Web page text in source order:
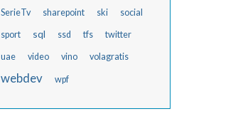
SerieTv sharepoint ski social
sport sql ssd tfs twitter
uae video vino volagratis
webdev wpf